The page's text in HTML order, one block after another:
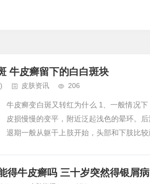
牛皮癣留下的白白斑块
皮肤资讯 206
牛皮癣变白斑又转红为什么 1、一般情况
皮损慢慢的变平，附近泛起浅色的晕环。
退期一般从躯干上肢开始，头部和下肢比
得牛皮癣吗 三十岁突然得银屑病